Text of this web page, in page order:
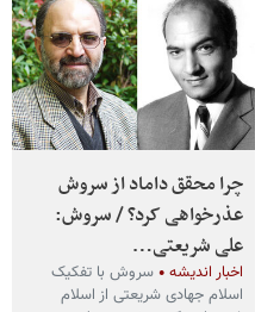
چرا محقق داماد از سروش
عذرخواهی کرد؟ / سروش:
علی شریعتی…
اخبار اندیشه
سروش با تفکیک
اسلام جهادی شریعتی از اسلام